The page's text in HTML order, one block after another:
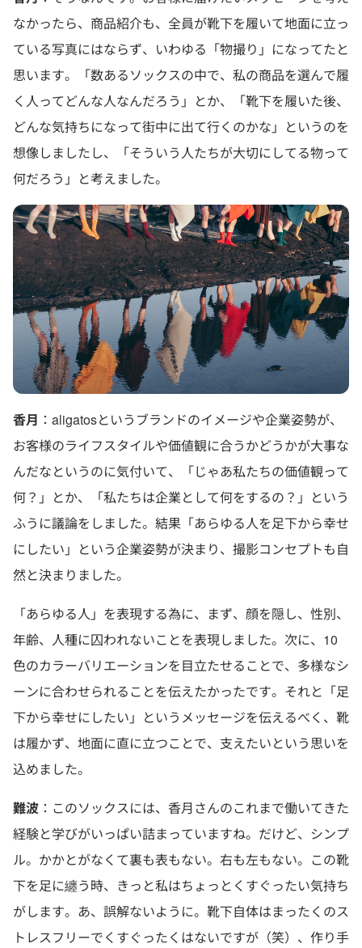
なかったら、商品紹介も、全員が靴下を履いて地面に立っ
ている写真にはならず、いわゆる「物撮り」になってたと
思います。「数あるソックスの中で、私の商品を選んで履
く人ってどんな人なんだろう」とか、「靴下を履いた後、
どんな気持ちになって街中に出て行くのかな」というのを
想像しましたし、「そういう人たちが大切にしてる物って
何だろう」と考えました。
香月 ：aligatosというブランドのイメージや企業姿勢が、
お客様のライフスタイルや価値観に合うかどうかが大事な
んだなというのに気付いて、「じゃあ私たちの価値観って
何？」とか、「私たちは企業として何をするの？」という
ふうに議論をしました。結果「あらゆる人を足下から幸せ
にしたい」という企業姿勢が決まり、撮影コンセプトも自
然と決まりました。
「あらゆる人」を表現する為に、まず、顔を隠し、性別、
年齢、人種に囚われないことを表現しました。次に、10
色のカラーバリエーションを目立たせることで、多様なシ
ーンに合わせられることを伝えたかったです。それと「足
下から幸せにしたい」というメッセージを伝えるべく、靴
は履かず、地面に直に立つことで、支えたいという思いを
込めました。
難波 ：このソックスには、香月さんのこれまで働いてきた
経験と学びがいっぱい詰まっていますね。だけど、シンプ
ル。かかとがなくて裏も表もない。右も左もない。この靴
下を足に纏う時、きっと私はちょっとくすぐったい気持ち
がします。あ、誤解ないように。靴下自体はまったくのス
トレスフリーでくすぐったくはないですが（笑）、作り手